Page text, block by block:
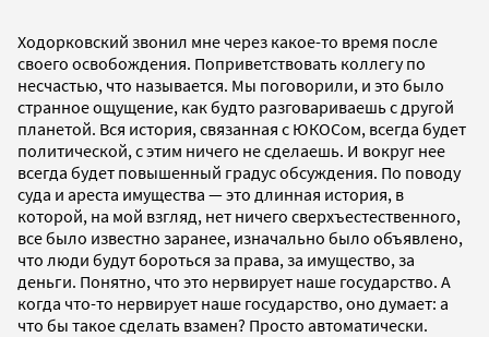
Ходорковский звонил мне через какое-то время после
своего освобождения. Поприветствовать коллегу по
несчастью, что называется. Мы поговорили, и это было
странное ощущение, как будто разговариваешь с другой
планетой. Вся история, связанная с ЮКОСом, всегда будет
политической, с этим ничего не сделаешь. И вокруг нее
всегда будет повышенный градус обсуждения. По поводу
суда и ареста имущества — это длинная история, в
которой, на мой взгляд, нет ничего сверхъестественного,
все было известно заранее, изначально было объявлено,
что люди будут бороться за права, за имущество, за
деньги. Понятно, что это нервирует наше государство. А
когда что-то нервирует наше государство, оно думает: а
что бы такое сделать взамен? Просто автоматически.